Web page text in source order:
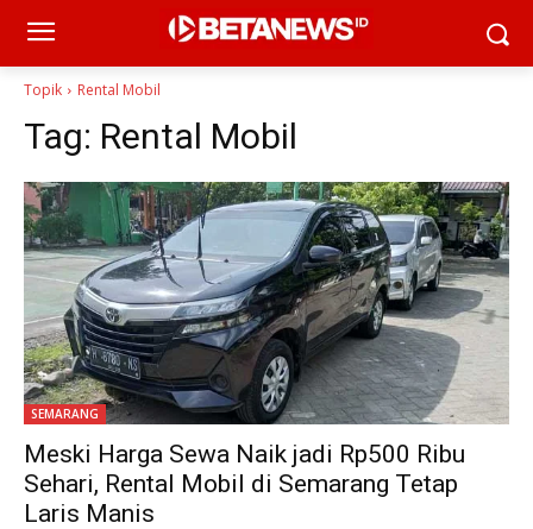
Topik Rental Mobil
Tag: Rental Mobil
SEMARANG
Meski Harga Sewa Naik jadi Rp500 Ribu
Sehari, Rental Mobil di Semarang Tetap
Laris Manis